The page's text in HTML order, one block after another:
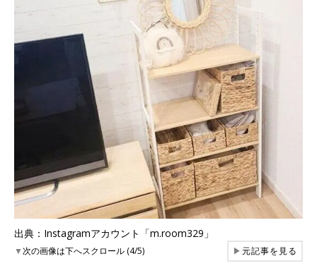
出典：Instagramアカウント「m.room329」
▼次の画像は下へスクロール (4/5) ▶元記事を見る